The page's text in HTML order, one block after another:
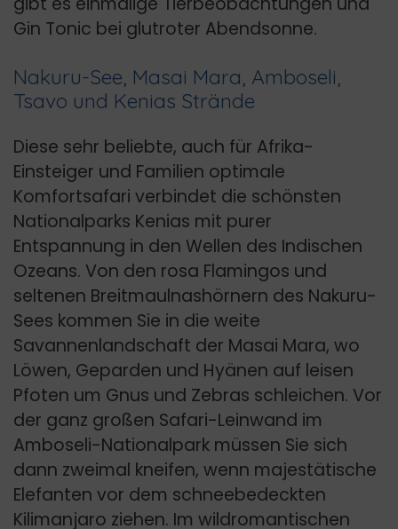
Gin Tonic bei glutroter Abendsonne.
Nakuru-See, Masai Mara, Amboseli,
Tsavo und Kenias Strände
Diese sehr beliebte, auch für Afrika-
Einsteiger und Familien optimale
Komfortsafari verbindet die schönsten
Nationalparks Kenias mit purer
Entspannung in den Wellen des Indischen
Ozeans. Von den rosa Flamingos und
seltenen Breitmaulnashörnern des Nakuru-
Sees kommen Sie in die weite
Savannenlandschaft der Masai Mara, wo
Löwen, Geparden und Hyänen auf leisen
Pfoten um Gnus und Zebras schleichen. Vor
der ganz großen Safari-Leinwand im
Amboseli-Nationalpark müssen Sie sich
dann zweimal kneifen, wenn majestätische
Elefanten vor dem schneebedeckten
Kilimanjaro ziehen. Im wildromantischen